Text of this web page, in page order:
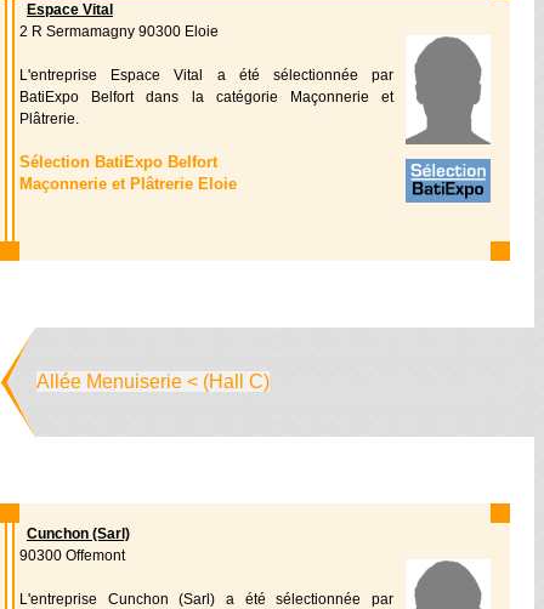
Espace Vital
2 R Sermamagny 90300 Eloie
L'entreprise Espace Vital a été sélectionnée par
BatiExpo Belfort dans la catégorie Maçonnerie et
Plâtrerie.
Sélection BatiExpo Belfort
Maçonnerie et Plâtrerie Eloie
Allée Menuiserie < (Hall C)
Cunchon (Sarl)
90300 Offemont
L'entreprise Cunchon (Sarl) a été sélectionnée par